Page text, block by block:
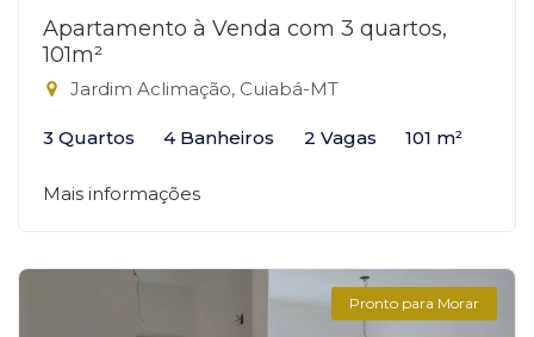
Apartamento à Venda com 3 quartos,
101m²
Jardim Aclimação, Cuiabá-MT
3 Quartos 4 Banheiros 2 Vagas 101 m²
Mais informações
Pronto para Morar